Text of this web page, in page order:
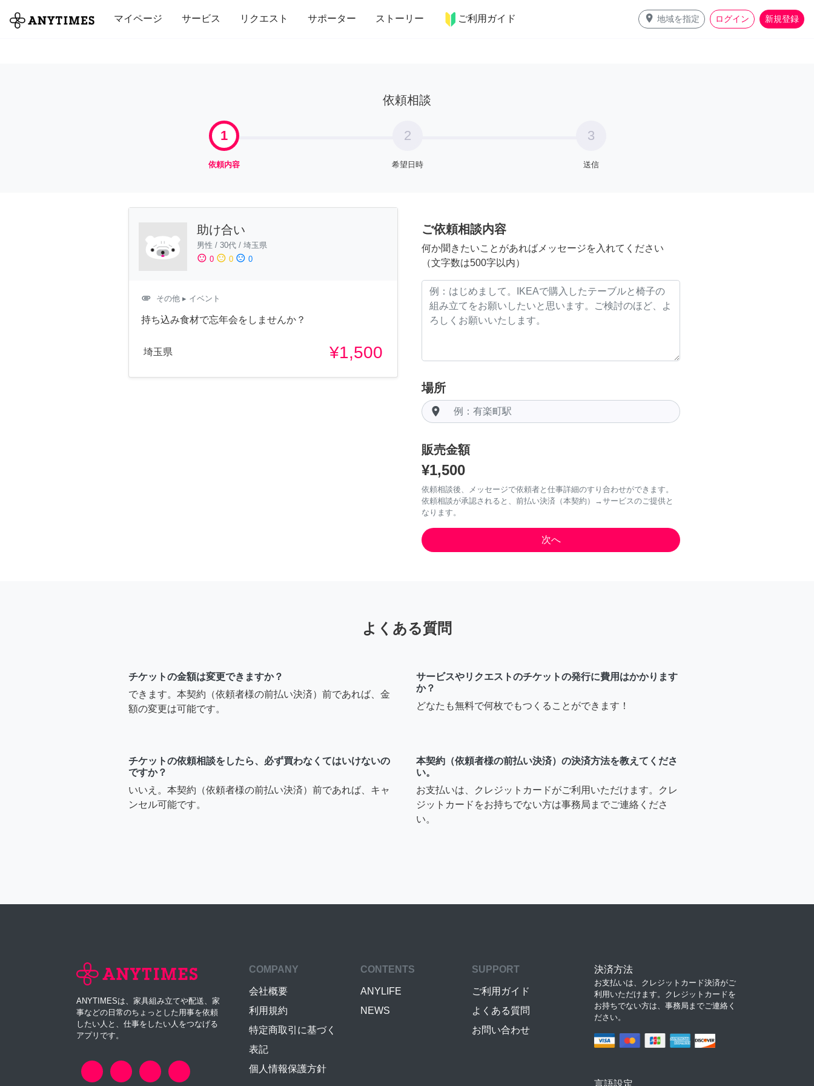
マイページ サービス リクエスト サポーター ストーリー ご利用ガイド place 地域を指定 ログイン 新規登録
全て 修理・組立 家事 引っ越し インテリア 趣味・習い事 ペット 料理
依頼相談
1
依頼内容
2
希望日時
3
送信
助け合い
男性 / 30代 / 埼玉県
sentiment_satisfied 0 sentiment_neutral 0 sentiment_dissatisfied 0
attachment その他 ▸ イベント
持ち込み食材で忘年会をしませんか？
埼玉県 ¥1,500
ご依頼相談内容
何か聞きたいことがあればメッセージを入れてください
（文字数は500字以内）
場所
room
販売金額
¥1,500
依頼相談後、メッセージで依頼者と仕事詳細のすり合わせができます。
依頼相談が承認されると、前払い決済（本契約）→サービスのご提供と
なります。
よくある質問
チケットの金額は変更できますか？
できます。本契約（依頼者様の前払い決済）前であれば、金
額の変更は可能です。
サービスやリクエストのチケットの発行に費用はかかります
か？
どなたも無料で何枚でもつくることができます！
チケットの依頼相談をしたら、必ず買わなくてはいけないの
ですか？
いいえ。本契約（依頼者様の前払い決済）前であれば、キャ
ンセル可能です。
本契約（依頼者様の前払い決済）の決済方法を教えてくださ
い。
お支払いは、クレジットカードがご利用いただけます。クレ
ジットカードをお持ちでない方は事務局までご連絡くださ
い。
ANYTIMESは、家具組み立てや配送、家
事などの日常のちょっとした用事を依頼
したい人と、仕事をしたい人をつなげる
アプリです。
COMPANY
会社概要
利用規約
特定商取引に基づく
表記
個人情報保護方針
CONTENTS
ANYLIFE
NEWS
SUPPORT
ご利用ガイド
よくある質問
お問い合わせ
決済方法
お支払いは、クレジットカード決済がご
利用いただけます。クレジットカードを
お持ちでない方は、事務局までご連絡く
ださい。
言語設定